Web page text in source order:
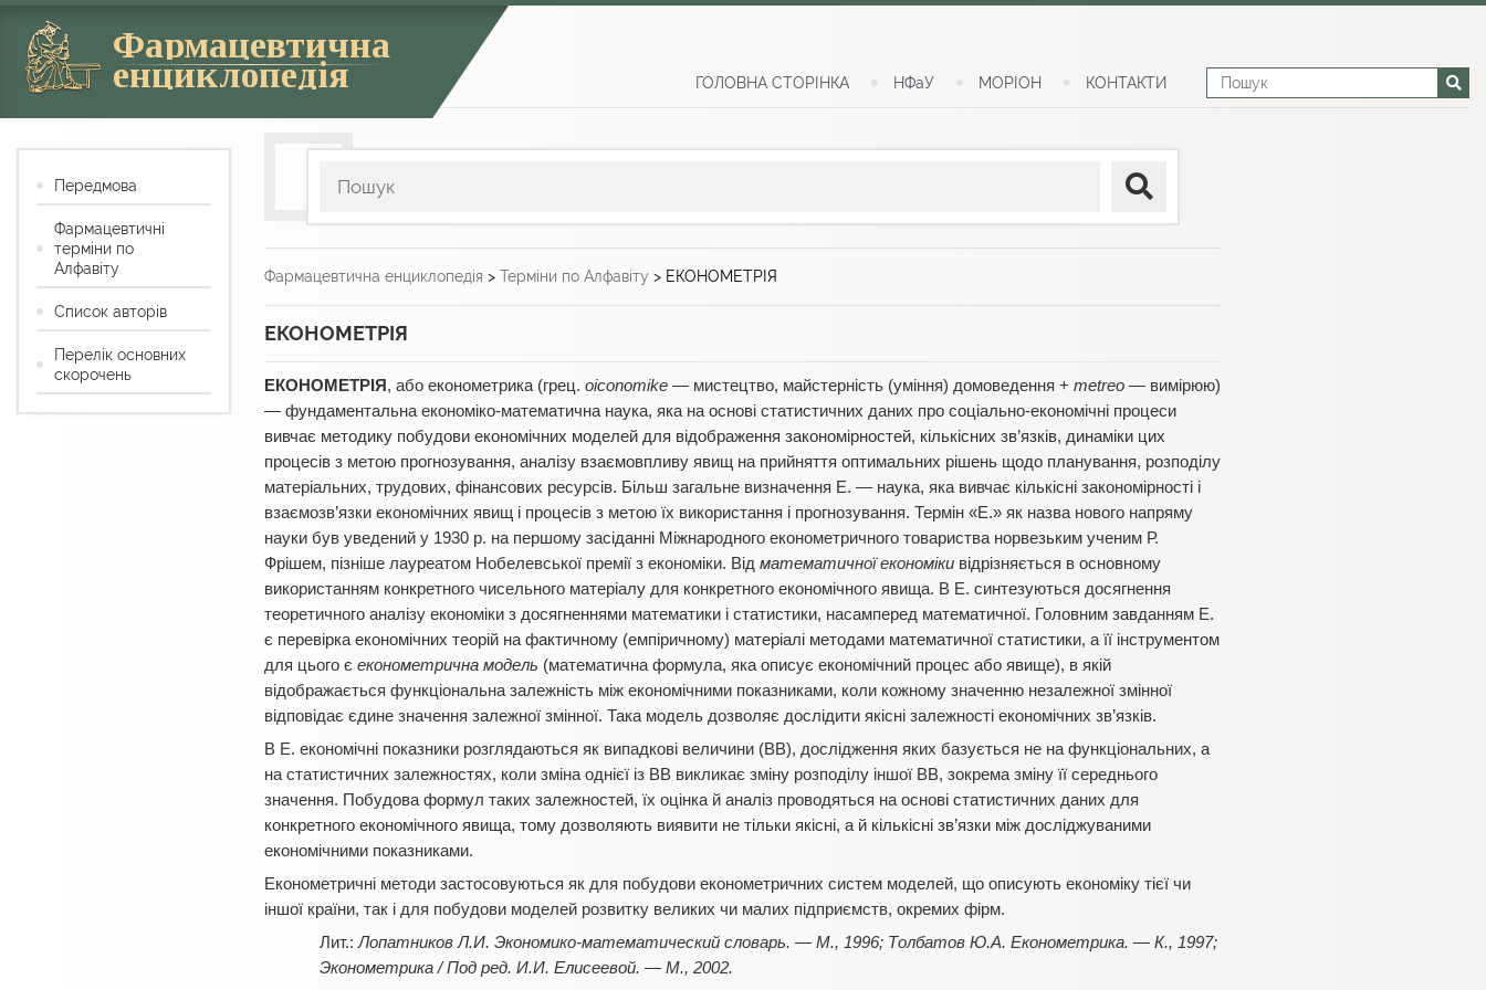
Фармацевтична
енциклопедія ГОЛОВНА СТОРІНКА НФаУ МОРІОН КОНТАКТИ
Фармацевтична енциклопедія > Терміни по Алфавіту > ЕКОНОМЕТРІЯ
ЕКОНОМЕТРІЯ
ЕКОНОМЕТРІЯ , або економетрика (грец. oiconomike — мистецтво, майстерність (уміння) домоведення + metreo — вимірюю)
— фундаментальна економіко-математична наука, яка на основі статистичних даних про соціально-економічні процеси
вивчає методику побудови економічних моделей для відображення закономірностей, кількісних зв’язків, динаміки цих
процесів з метою прогнозування, аналізу взаємовпливу явищ на прийняття оптимальних рішень щодо планування, розподілу
матеріальних, трудових, фінансових ресурсів. Більш загальне визначення Е. — наука, яка вивчає кількісні закономірності і
взаємозв’язки економічних явищ і процесів з метою їх використання і прогнозування. Термін «Е.» як назва нового напряму
науки був уведений у 1930 р. на першому засіданні Міжнародного економетричного товариства норвезьким ученим Р.
Фрішем, пізніше лауреатом Нобелевської премії з економіки. Від математичної економіки відрізняється в основному
використанням конкретного чисельного матеріалу для конкретного економічного явища. В Е. синтезуються досягнення
теоретичного аналізу економіки з досягненнями математики і статистики, насамперед математичної. Головним завданням Е.
є перевірка економічних теорій на фактичному (емпіричному) матеріалі методами математичної статистики, а її інструментом
для цього є економетрична модель (математична формула, яка описує економічний процес або явище), в якій
відображається функціональна залежність між економічними показниками, коли кожному значенню незалежної змінної
відповідає єдине значення залежної змінної. Така модель дозволяє дослідити якісні залежності економічних зв’язків.
В Е. економічні показники розглядаються як випадкові величини (ВВ), дослідження яких базується не на функціональних, а
на статистичних залежностях, коли зміна однієї із ВВ викликає зміну розподілу іншої ВВ, зокрема зміну її середнього
значення. Побудова формул таких залежностей, їх оцінка й аналіз проводяться на основі статистичних даних для
конкретного економічного явища, тому дозволяють виявити не тільки якісні, а й кількісні зв’язки між досліджуваними
економічними показниками.
Економетричні методи застосовуються як для побудови економетричних систем моделей, що описують економіку тієї чи
іншої країни, так і для побудови моделей розвитку великих чи малих підприємств, окремих фірм.
Лопатников Л.И. Экономико-математический словарь. — М., 1996; Толбатов Ю.А. Економетрика. — К., 1997;
Эконометрика / Под ред. И.И. Елисеевой. — М., 2002.
Передмова
Фармацевтичні
терміни по
Алфавіту
Список авторів
Перелік основних
скорочень